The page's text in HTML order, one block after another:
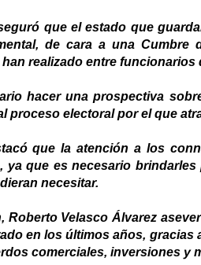
que el estado que
de cara a una
realizado entre funcionarios
hacer una prospectiva
proceso electoral por el que
que la atención a los
ya que es necesario
necesitar.
Roberto Velasco Álvarez
en los últimos años,
comerciales, inversiones y